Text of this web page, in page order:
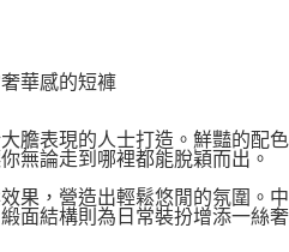
華感的短褲
膽表現的人士打造。鮮豔的配色
無論走到哪裡都能脫穎而出。
果，營造出輕鬆悠閒的氛圍。中
面結構則為日常裝扮增添一絲奢